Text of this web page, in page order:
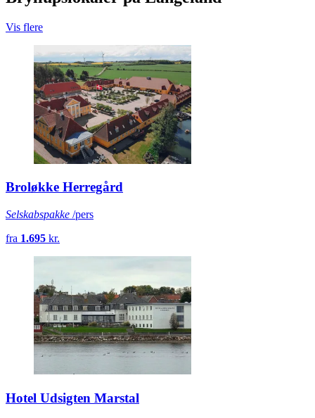
Vis flere
Broløkke Herregård
Selskabspakke /pers
fra 1.695 kr.
Hotel Udsigten Marstal